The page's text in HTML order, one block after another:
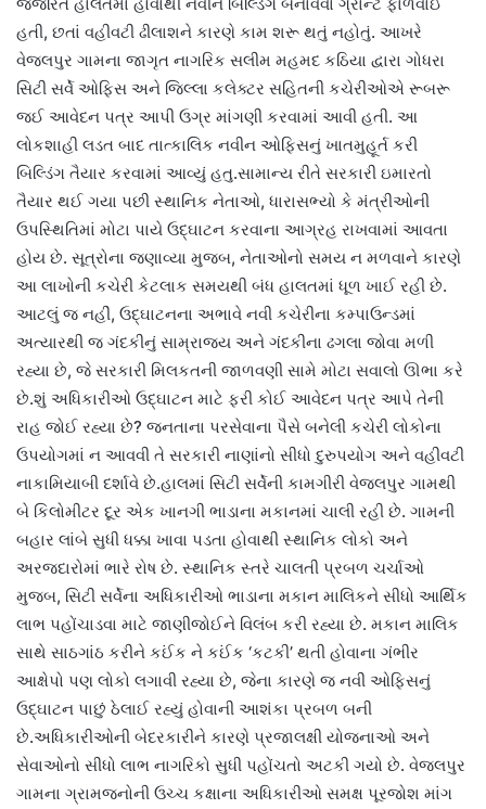
હતી, છતાં વહીવટી ઢીલાશને કારણે કામ શરૂ થતું નહોતું. આખરે
વેજલપુર ગામના જાગૃત નાગરિક સલીમ મહમદ કઠિયા દ્વારા ગોધરા
સિટી સર્વે ઓફિસ અને જિલ્લા કલેક્ટર સહિતની કચેરીઓએ રૂબરૂ
જઈ આવેદન પત્ર આપી ઉગ્ર માંગણી કરવામાં આવી હતી. આ
લોકશાહી લડત બાદ તાત્કાલિક નવીન ઓફિસનું ખાતમુહૂર્ત કરી
બિલ્ડિંગ તૈયાર કરવામાં આવ્યું હતુ.સામાન્ય રીતે સરકારી ઇમારતો
તૈયાર થઈ ગયા પછી સ્થાનિક નેતાઓ, ધારાસભ્યો કે મંત્રીઓની
ઉપસ્થિતિમાં મોટા પાયે ઉદ્ઘાટન કરવાના આગ્રહ રાખવામાં આવતા
હોય છે. સૂત્રોના જણાવ્યા મુજબ, નેતાઓનો સમય ન મળવાને કારણે
આ લાખોની કચેરી કેટલાક સમયથી બંધ હાલતમાં ધૂળ ખાઈ રહી છે.
આટલું જ નહીં, ઉદ્ઘાટનના અભાવે નવી કચેરીના કમ્પાઉન્ડમાં
અત્યારથી જ ગંદકીનું સામ્રાજ્ય અને ગંદકીના ઢગલા જોવા મળી
રહ્યા છે, જે સરકારી મિલકતની જાળવણી સામે મોટા સવાલો ઊભા કરે
છે.શું અધિકારીઓ ઉદ્ઘાટન માટે ફરી કોઈ આવેદન પત્ર આપે તેની
રાહ જોઈ રહ્યા છે? જનતાના પરસેવાના પૈસે બનેલી કચેરી લોકોના
ઉપયોગમાં ન આવવી તે સરકારી નાણાંનો સીધો દુરુપયોગ અને વહીવટી
નાકામિયાબી દર્શાવે છે.હાલમાં સિટી સર્વેની કામગીરી વેજલપુર ગામથી
બે કિલોમીટર દૂર એક ખાનગી ભાડાના મકાનમાં ચાલી રહી છે. ગામની
બહાર લાંબે સુધી ધક્કા ખાવા પડતા હોવાથી સ્થાનિક લોકો અને
અરજદારોમાં ભારે રોષ છે. સ્થાનિક સ્તરે ચાલતી પ્રબળ ચર્ચાઓ
મુજબ, સિટી સર્વેના અધિકારીઓ ભાડાના મકાન માલિકને સીધો આર્થિક
લાભ પહોંચાડવા માટે જાણીજોઈને વિલંબ કરી રહ્યા છે. મકાન માલિક
સાથે સાઠગાંઠ કરીને કઈંક ને કઈંક ‘કટકી’ થતી હોવાના ગંભીર
આક્ષેપો પણ લોકો લગાવી રહ્યા છે, જેના કારણે જ નવી ઓફિસનું
ઉદ્ઘાટન પાછું ઠેલાઈ રહ્યું હોવાની આશંકા પ્રબળ બની
છે.અધિકારીઓની બેદરકારીને કારણે પ્રજાલક્ષી યોજનાઓ અને
સેવાઓનો સીધો લાભ નાગરિકો સુધી પહોંચતો અટકી ગયો છે. વેજલપુર
ગામના ગ્રામજનોની ઉચ્ચ કક્ષાના અધિકારીઓ સમક્ષ પૂરજોશ માંગ